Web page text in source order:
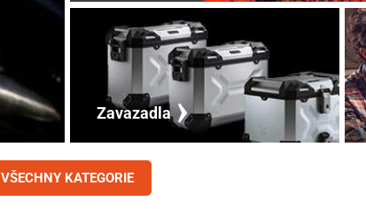
Zavazadla
VŠECHNY KATEGORIE